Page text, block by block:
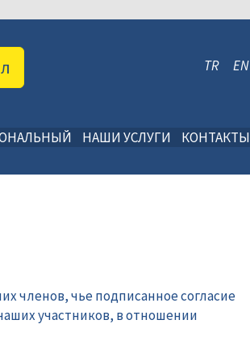
TR EN
НАШИ УСЛУГИ КОНТАКТЫ
членов, чье подписанное согласие
участников, в отношении